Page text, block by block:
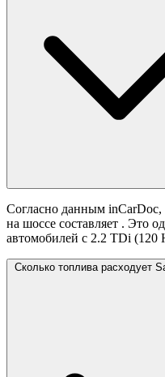
Согласно данным inCarDoc,
на шоссе составляет . Это
автомобилей с 2.2 TDi (120
Сколько топлива расходует